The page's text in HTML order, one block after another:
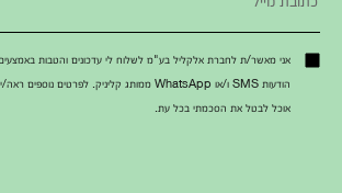
אני מאשר/ת לחברת אלקליל בע"מ לשלוח לי עדכונים והטבות באמצעים
הודעות SMS ו/או WhatsApp ממותג קליניק. לפרטים נוספים ראה/י
אוכל לבטל את הסכמתי בכל עת.